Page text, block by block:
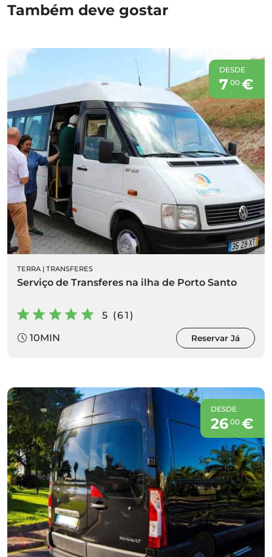
Também deve gostar
DESDE
7 00€
TERRA | TRANSFERES
Serviço de Transferes na ilha de Porto Santo
5 (61)
10MIN
Reservar Já
DESDE
26 00€